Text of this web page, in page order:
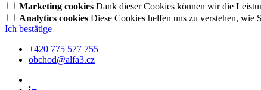
Marketing cookies Dank dieser Cookies können wir die
Analytics cookies Diese Cookies helfen uns zu verstehen,
Ich bestätige
+420 775 577 755
obchod@alfa3.cz